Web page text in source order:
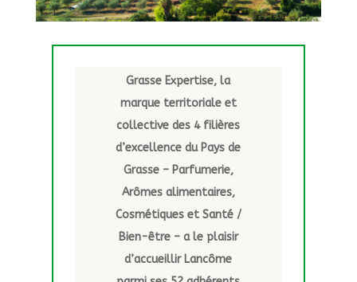
Grasse Expertise, la
marque territoriale et
collective des 4 filières
d’excellence du Pays de
Grasse – Parfumerie,
Arômes alimentaires,
Cosmétiques et Santé /
Bien-être – a le plaisir
d’accueillir Lancôme